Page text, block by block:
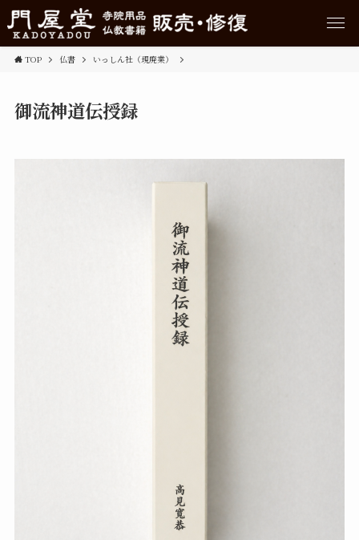
TOP 仏書 いっしん社（現廃業）
御流神道伝授録